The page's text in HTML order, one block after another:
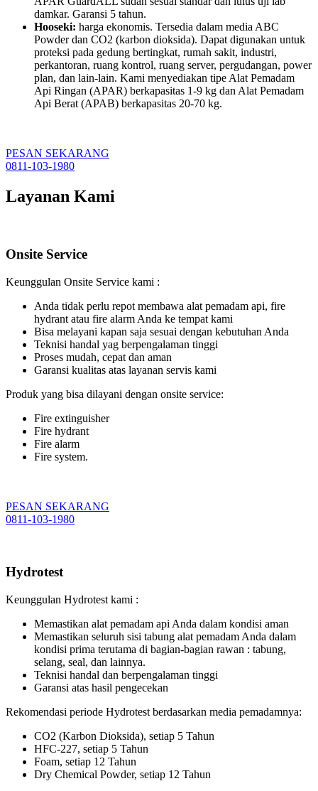
damkar. Garansi 5 tahun.
Hooseki: harga ekonomis. Tersedia dalam media ABC
Powder dan CO2 (karbon dioksida). Dapat digunakan untuk
proteksi pada gedung bertingkat, rumah sakit, industri,
perkantoran, ruang kontrol, ruang server, pergudangan, power
plan, dan lain-lain. Kami menyediakan tipe Alat Pemadam
Api Ringan (APAR) berkapasitas 1-9 kg dan Alat Pemadam
Api Berat (APAB) berkapasitas 20-70 kg.
PESAN SEKARANG
0811-103-1980
Layanan Kami
Onsite Service
Keunggulan Onsite Service kami :
Anda tidak perlu repot membawa alat pemadam api, fire
hydrant atau fire alarm Anda ke tempat kami
Bisa melayani kapan saja sesuai dengan kebutuhan Anda
Teknisi handal yag berpengalaman tinggi
Proses mudah, cepat dan aman
Garansi kualitas atas layanan servis kami
Produk yang bisa dilayani dengan onsite service:
Fire extinguisher
Fire hydrant
Fire alarm
Fire system.
PESAN SEKARANG
0811-103-1980
Hydrotest
Keunggulan Hydrotest kami :
Memastikan alat pemadam api Anda dalam kondisi aman
Memastikan seluruh sisi tabung alat pemadam Anda dalam
kondisi prima terutama di bagian-bagian rawan : tabung,
selang, seal, dan lainnya.
Teknisi handal dan berpengalaman tinggi
Garansi atas hasil pengecekan
Rekomendasi periode Hydrotest berdasarkan media pemadamnya:
CO2 (Karbon Dioksida), setiap 5 Tahun
HFC-227, setiap 5 Tahun
Foam, setiap 12 Tahun
Dry Chemical Powder, setiap 12 Tahun